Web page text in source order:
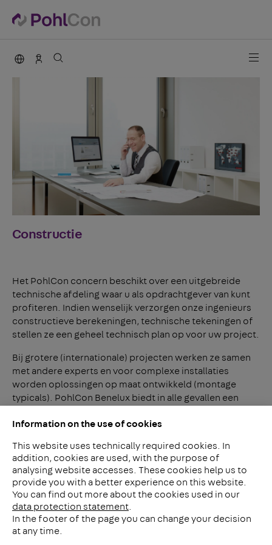
Information on the use of cookies
This website uses technically required cookies. In
addition, cookies are used, with the purpose of
analysing website accesses. These cookies help us to
provide you with a better experience on this website.
You can find out more about the cookies used in our
data protection statement
In the footer of the page you can change your decision
at any time.
PohlCon international
Contact
Constructie
Het PohlCon concern beschikt over een uitgebreide
technische afdeling waar u als opdrachtgever van kunt
profiteren. Indien wenselijk verzorgen onze ingenieurs
constructieve berekeningen, technische tekeningen of
stellen ze een geheel technisch plan op voor uw project.
Bij grotere (internationale) projecten werken ze samen
met andere experts en voor complexe installaties
worden oplossingen op maat ontwikkeld (montage
typicals). PohlCon Benelux biedt in alle gevallen een
LinkedIn
Meerheide 212